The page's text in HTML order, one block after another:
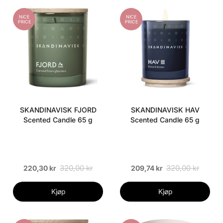
NICE
PRICE
SKANDINAVISK FJORD
Scented Candle 65 g
220,30 kr 320,00 kr
Kjøp
NICE
PRICE
SKANDINAVISK HAV
Scented Candle 65 g
209,74 kr 320,00 kr
Kjøp